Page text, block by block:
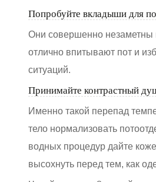
Попробуйте вкладыши для
Они совершенно незаметны
отлично впитывают пот и
ситуаций.
Принимайте контрастный
Именно такой перепад
тело нормализовать
водных процедур дайте
высохнуть перед тем, как